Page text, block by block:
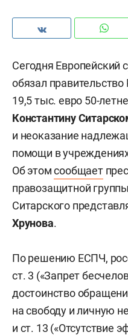
Сегодня Европейский
обязал
19,5 тыс. евро 50-
Константину
и неоказание
помощи в
Об этомсообщает
правозащитной
Ситарского
Хрунова.
По решению ЕСПЧ,
ст. 3 («Запрет
достоинство
на свободу и личную
и ст. 13 («Отсутствие